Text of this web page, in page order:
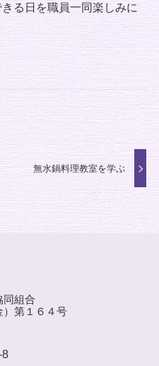
る日を職員一同楽しみに
無水鍋料理教室を学ぶ
組合
第１６４号
8